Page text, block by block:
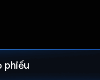
phiếu